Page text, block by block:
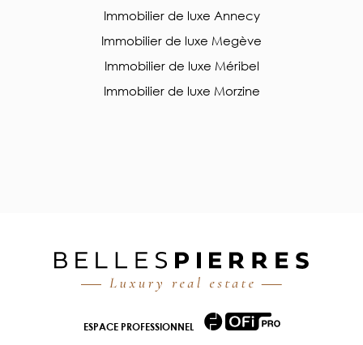
Immobilier de luxe Annecy
Immobilier de luxe Megève
Immobilier de luxe Méribel
Immobilier de luxe Morzine
ESPACE PROFESSIONNEL